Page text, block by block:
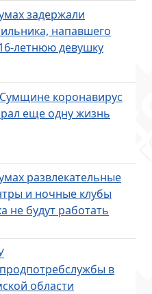
задержали
напавшего
летнюю девушку
коронавирус
еще одну жизнь
развлекательные
и ночные клубы
не будут работать
в
области